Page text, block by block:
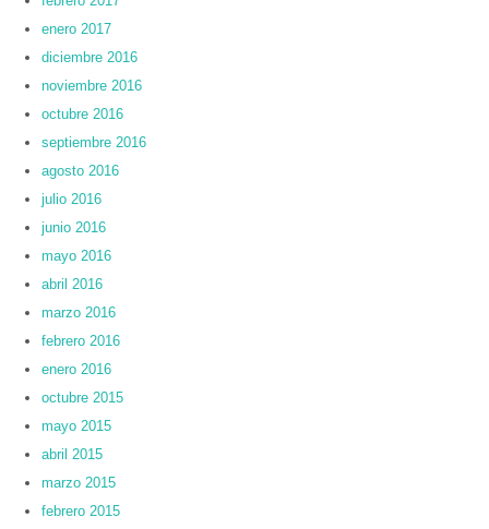
enero 2017
diciembre 2016
noviembre 2016
octubre 2016
septiembre 2016
agosto 2016
julio 2016
junio 2016
mayo 2016
abril 2016
marzo 2016
febrero 2016
enero 2016
octubre 2015
mayo 2015
abril 2015
marzo 2015
febrero 2015